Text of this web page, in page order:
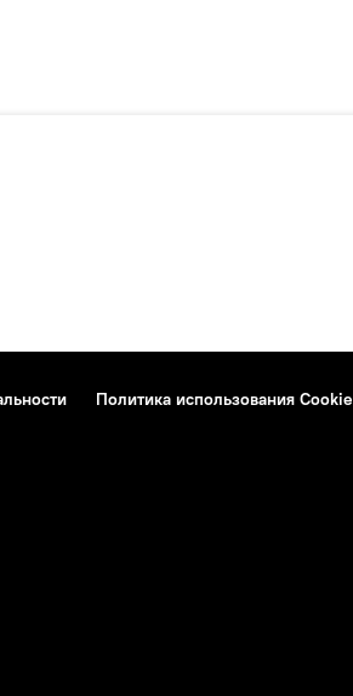
Политика использования Cookie